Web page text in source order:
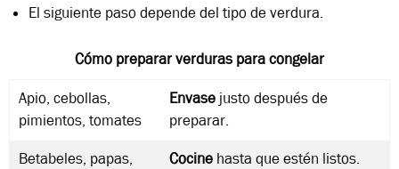
El siguiente paso depende del tipo de verdura.
Cómo preparar verduras para congelar
Apio, cebollas,
pimientos, tomates
Envase justo después de
preparar.
Betabeles, papas,
Cocine hasta que estén listos.